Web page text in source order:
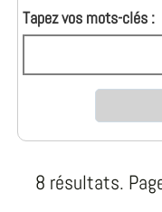
Tapez vos mots-clés :
8 résultats.